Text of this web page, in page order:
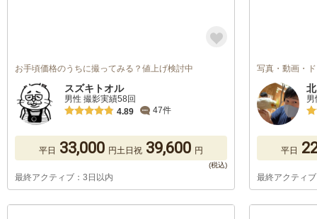
お手頃価格のうちに撮ってみる？値上げ検討中
スズキトオル
男性 撮影実績58回
4.89
47件
平日 33,000 円土日祝 39,600 円
最終アクティブ：3日以内
写真・動画・
平日
最終アクティ